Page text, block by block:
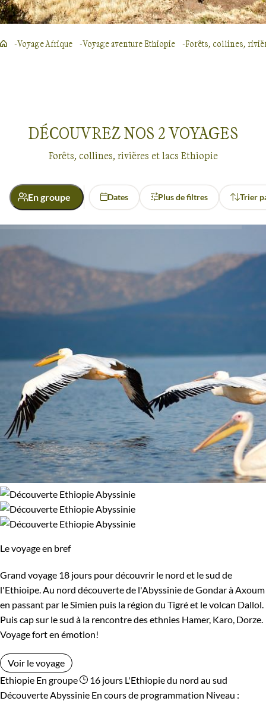
Voyages dans les forêts, collines, rivières et lacs Ethiopie
88% de satisfaction
Voyage Afrique Voyage aventure Ethiopie Forêts, collines,
DÉCOUVREZ NOS 2VOYAGES
Forêts, collines, rivières et lacs Ethiopie
En groupe Dates Plus de filtres Trier
Découverte
Régions
Environnement
Forêts, collines, rivières et lacs
Le voyage en bref
Grand voyage 18 jours pour découvrir le nord et le sud de
l'Ethioipe. Au nord découverte de l'Abyssinie de Gondar à Axoum
en passant par le Simien puis la région du Tigré et le volcan Dallol.
Puis cap sur le sud à la rencontre des ethnies Hamer, Karo, Dorze.
Voyage fort en émotion!
Voir le voyage
Ethiopie En groupe 16 jours L'Ethiopie du nord au sud
Découverte Abyssinie En cours de programmation Niveau :